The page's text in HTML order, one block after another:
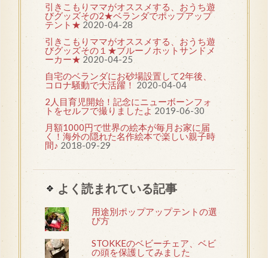
引きこもりママがオススメする、おうち遊
びグッズその2★ベランダでポップアップ
テント★ 2020-04-28
引きこもりママがオススメする、おうち遊
びグッズその１★ブルーノホットサンドメ
ーカー★ 2020-04-25
自宅のベランダにお砂場設置して2年後、
コロナ騒動で大活躍！ 2020-04-04
2人目育児開始！記念にニューボーンフォ
トをセルフで撮りましたよ 2019-06-30
月額1000円で世界の絵本が毎月お家に届
く！海外の隠れた名作絵本で楽しい親子時
間♪ 2018-09-29
よく読まれている記事
用途別ポップアップテントの選
び方
STOKKEのベビーチェア、ベビ
の頭を保護してみました